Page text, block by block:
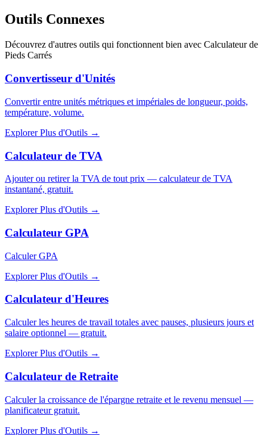
Outils Connexes
Découvrez d'autres outils qui fonctionnent bien avec Calculateur de
Pieds Carrés
Convertisseur d'Unités
Convertir entre unités métriques et impériales de longueur, poids,
température, volume.
Explorer Plus d'Outils →
Calculateur de TVA
Ajouter ou retirer la TVA de tout prix — calculateur de TVA
instantané, gratuit.
Explorer Plus d'Outils →
Calculateur GPA
Calculer GPA
Explorer Plus d'Outils →
Calculateur d'Heures
Calculer les heures de travail totales avec pauses, plusieurs jours et
salaire optionnel — gratuit.
Explorer Plus d'Outils →
Calculateur de Retraite
Calculer la croissance de l'épargne retraite et le revenu mensuel —
planificateur gratuit.
Explorer Plus d'Outils →